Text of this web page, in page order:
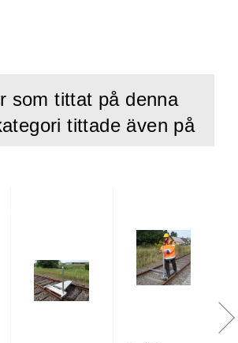
som tittat på denna
tittade även på